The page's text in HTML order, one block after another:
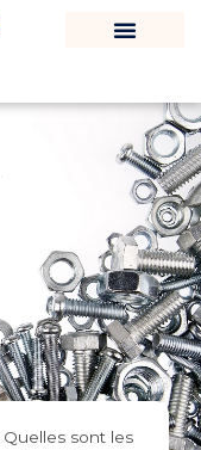
Quelles sont les